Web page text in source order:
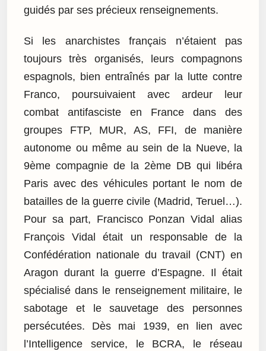
guidés par ses précieux renseignements.
Si les anarchistes français n’étaient pas
toujours très organisés, leurs compagnons
espagnols, bien entraînés par la lutte contre
Franco, poursuivaient avec ardeur leur
combat antifasciste en France dans des
groupes FTP, MUR, AS, FFI, de manière
autonome ou même au sein de la Nueve, la
9ème compagnie de la 2ème DB qui libéra
Paris avec des véhicules portant le nom de
batailles de la guerre civile (Madrid, Teruel…).
Pour sa part, Francisco Ponzan Vidal alias
François Vidal était un responsable de la
Confédération nationale du travail (CNT) en
Aragon durant la guerre d’Espagne. Il était
spécialisé dans le renseignement militaire, le
sabotage et le sauvetage des personnes
persécutées. Dès mai 1939, en lien avec
l’Intelligence service, le BCRA, le réseau